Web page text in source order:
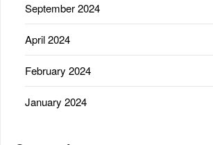
September 2024
April 2024
February 2024
January 2024